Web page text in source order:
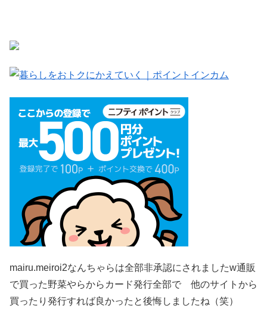
mairu.meiroi2なんちゃらは全部非承認にされましたw通販
で買った野菜やらからカード発行全部で 他のサイトから
買ったり発行すれば良かったと後悔しましたね（笑）